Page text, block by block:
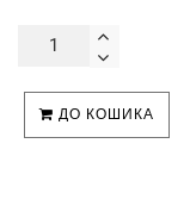
ДО КОШИКА